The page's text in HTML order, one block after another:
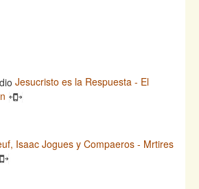
Jesucristo es la Respuesta - El
Isaac Jogues y Compaeros - Mrtires